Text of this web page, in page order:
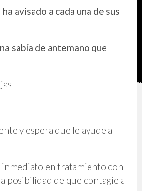
avisado a cada una de sus
sabía de antemano que
y espera que le ayude a
inmediato en tratamiento con
posibilidad de que contagie a